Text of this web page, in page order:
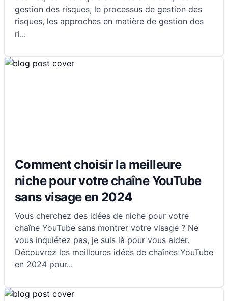
gestion des risques, le processus de gestion des
risques, les approches en matière de gestion des
ri...
Comment choisir la meilleure
niche pour votre chaîne YouTube
sans visage en 2024
Vous cherchez des idées de niche pour votre
chaîne YouTube sans montrer votre visage ? Ne
vous inquiétez pas, je suis là pour vous aider.
Découvrez les meilleures idées de chaînes YouTube
en 2024 pour...